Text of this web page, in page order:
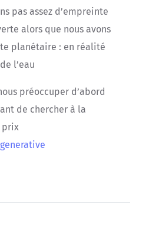
pas assez d’empreinte
alors que nous avons
planétaire : en réalité
l’eau
préoccuper d’abord
de chercher à la
prix